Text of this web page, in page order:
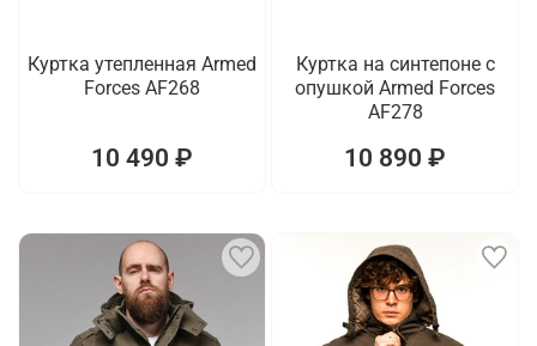
Куртка утепленная Armed
Forces AF268
10 490 ₽
Куртка на синтепоне с
опушкой Armed Forces
AF278
10 890 ₽